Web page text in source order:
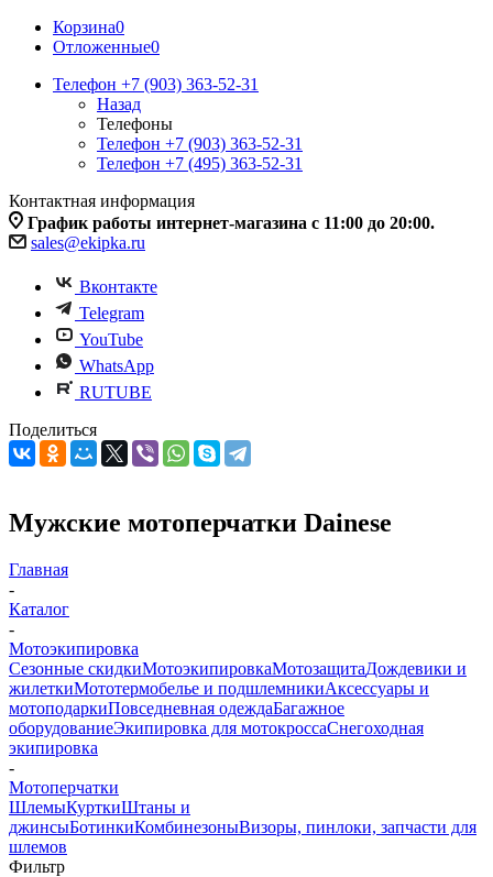
Корзина0
Отложенные0
Телефон +7 (903) 363-52-31
Назад
Телефоны
Телефон +7 (903) 363-52-31
Телефон +7 (495) 363-52-31
Контактная информация
График работы интернет-магазина с 11:00 до 20:00.
sales@ekipka.ru
Вконтакте
Telegram
YouTube
WhatsApp
RUTUBE
Поделиться
Мужские мотоперчатки Dainese
Главная
-
Каталог
-
Мотоэкипировка
Сезонные скидкиМотоэкипировкаМотозащитаДождевики и
жилеткиМототермобелье и подшлемникиАксессуары и
мотоподаркиПовседневная одеждаБагажное
оборудованиеЭкипировка для мотокроссаСнегоходная
экипировка
-
Мотоперчатки
ШлемыКурткиШтаны и
джинсыБотинкиКомбинезоныВизоры, пинлоки, запчасти для
шлемов
Фильтр